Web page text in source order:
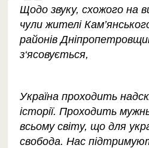
Щодо звуку, схожого на
чули жителі
районів
з‘ясовується,
Україна проходить
історії. Проходить
всьому світу, що для
свобода. Нас